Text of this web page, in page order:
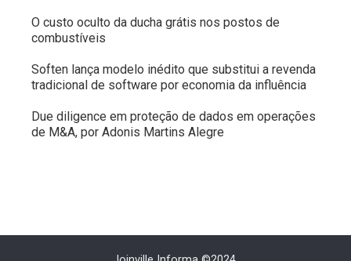
O custo oculto da ducha grátis nos postos de
combustíveis
Soften lança modelo inédito que substitui a revenda
tradicional de software por economia da influência
Due diligence em proteção de dados em operações
de M&A, por Adonis Martins Alegre